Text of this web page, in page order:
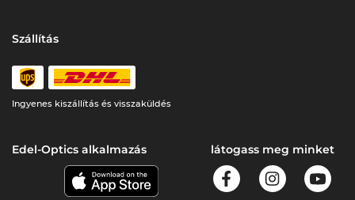
Szállítás
Ingyenes kiszállítás és visszaküldés
Edel-Optics alkalmazás látogass meg minket